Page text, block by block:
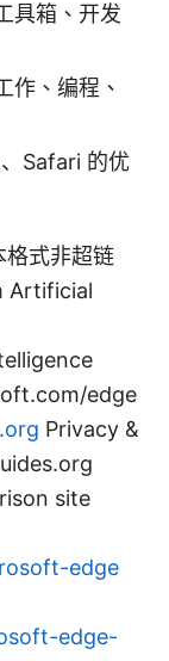
具箱、开发
作、编程、
Safari 的优
格式非超链
Artificial
edge
Privacy &
site
edge
edge-